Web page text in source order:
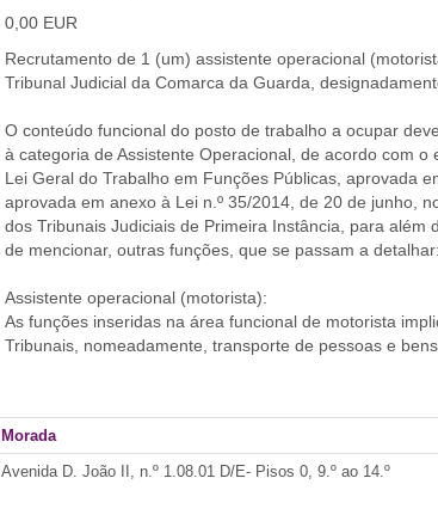
0,00 EUR
Recrutamento de 1 (um) assistente operacional
Tribunal Judicial da Comarca da Guarda,
O conteúdo funcional do posto de trabalho a ocupar
à categoria de Assistente Operacional, de acordo com
Lei Geral do Trabalho em Funções Públicas, aprovada
aprovada em anexo à Lei n.º 35/2014, de 20 de junho,
dos Tribunais Judiciais de Primeira Instância, para
de mencionar, outras funções, que se passam a detalhar:
Assistente operacional (motorista):
As funções inseridas na área funcional de motorista
Tribunais, nomeadamente, transporte de pessoas e
Morada
Avenida D. João II, n.º 1.08.01 D/E- Pisos 0, 9.º ao 14.º